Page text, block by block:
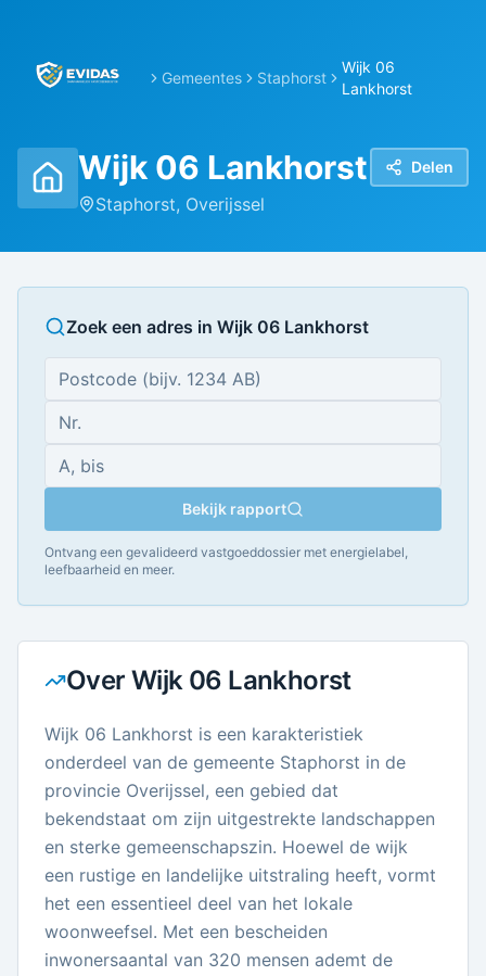
Gemeentes Staphorst
Wijk 06
Lankhorst
Wijk 06 Lankhorst
Staphorst, Overijssel
Delen
Zoek een adres in Wijk 06 Lankhorst
Bekijk rapport
Ontvang een gevalideerd vastgoeddossier met energielabel,
leefbaarheid en meer.
Over Wijk 06 Lankhorst
Wijk 06 Lankhorst is een karakteristiek
onderdeel van de gemeente Staphorst in de
provincie Overijssel, een gebied dat
bekendstaat om zijn uitgestrekte landschappen
en sterke gemeenschapszin. Hoewel de wijk
een rustige en landelijke uitstraling heeft, vormt
het een essentieel deel van het lokale
woonweefsel. Met een bescheiden
inwonersaantal van 320 mensen ademt de